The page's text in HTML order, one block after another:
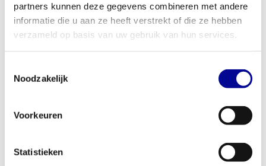
partners kunnen deze gegevens combineren met andere
informatie die u aan ze heeft verstrekt of die ze hebben
verzameld op basis van uw gebruik van hun services.
Noodzakelijk
Voorkeuren
Statistieken
van 220 kg is de Run Now Excite+ Unity een duurzame
investering voor iedere omgeving. Voor de serieuze thuissporter
betekent dit een apparaat dat jarenlang meegaat en elke
uitdaging aankan. Voor zakelijke klanten zoals sportscholen,
die is gebouwd voor continu en intensief gebruik. Ben je
fitnessoplossingen
Met meer dan 28 jaar ervaring weten we bij Best Buy Fitness